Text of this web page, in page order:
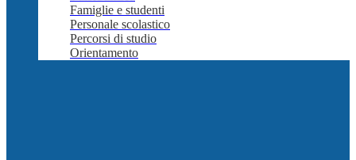
Famiglie e studenti
Personale scolastico
Percorsi di studio
Orientamento